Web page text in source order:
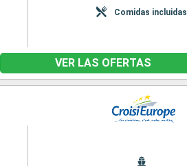
Comidas incluidas
VER LAS OFERTAS